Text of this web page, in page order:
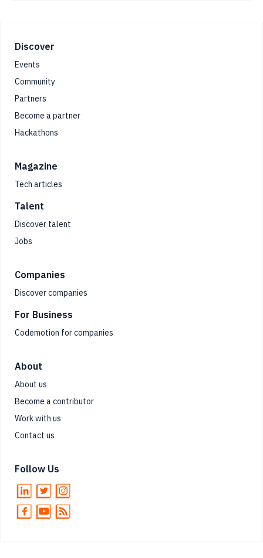
Footer
Discover
Events
Community
Partners
Become a partner
Hackathons
Magazine
Tech articles
Talent
Discover talent
Jobs
Companies
Discover companies
For Business
Codemotion for companies
About
About us
Become a contributor
Work with us
Contact us
Follow Us